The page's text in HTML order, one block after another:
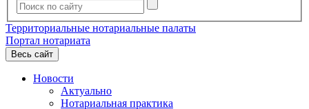
Территориальные нотариальные палаты
Портал нотариата
Весь сайт
Новости
Актуально
Нотариальная практика